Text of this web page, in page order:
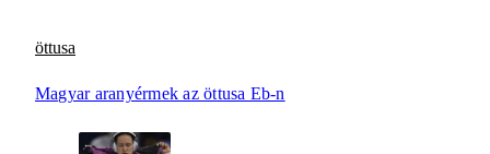
öttusa
Magyar aranyérmek az öttusa Eb-n